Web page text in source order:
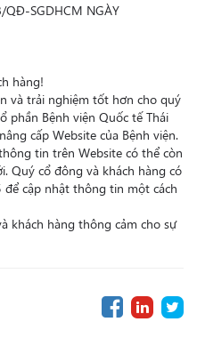
QĐ-SGDHCM NGÀY
hàng!
và trải nghiệm tốt hơn cho quý
phần Bệnh viện Quốc tế Thái
cấp Website của Bệnh viện.
tin trên Website có thể còn
Quý cổ đông và khách hàng có
cập nhật thông tin một cách
khách hàng thông cảm cho sự